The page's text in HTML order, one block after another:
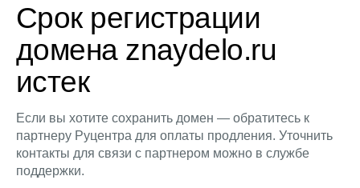
Срок регистрации
домена znaydelo.ru
истек
Если вы хотите сохранить домен — обратитесь к
партнеру Руцентра для оплаты продления. Уточнить
контакты для связи с партнером можно в службе
поддержки.